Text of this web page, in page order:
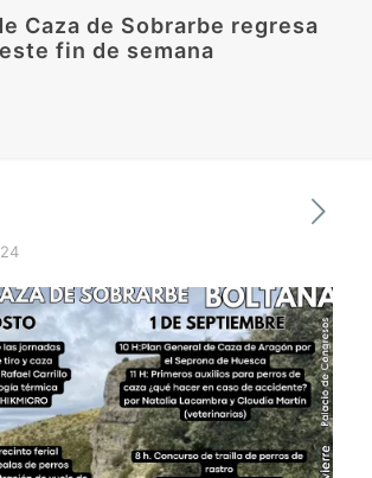
Caza de Sobrarbe regresa
este fin de semana